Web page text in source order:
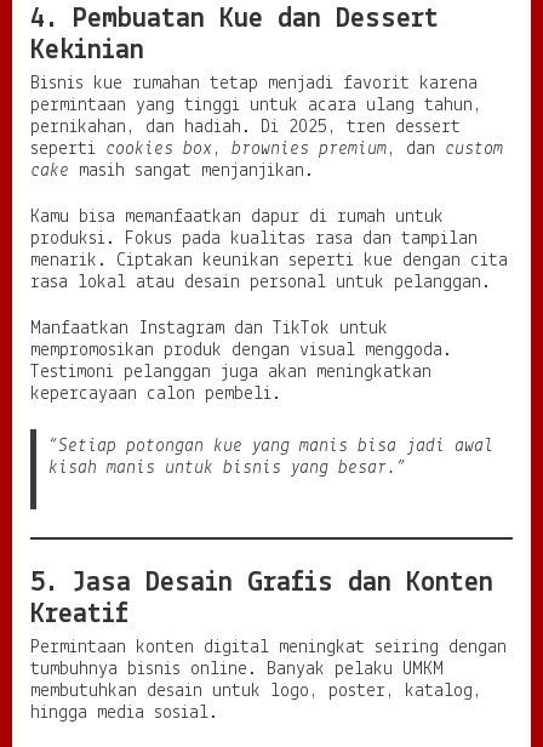
4. Pembuatan Kue dan Dessert
Kekinian
Bisnis kue rumahan tetap menjadi favorit karena
permintaan yang tinggi untuk acara ulang tahun,
pernikahan, dan hadiah. Di 2025, tren dessert
seperti cookies box , brownies premium, dan custom
cake masih sangat menjanjikan.
Kamu bisa memanfaatkan dapur di rumah untuk
produksi. Fokus pada kualitas rasa dan tampilan
menarik. Ciptakan keunikan seperti kue dengan cita
rasa lokal atau desain personal untuk pelanggan.
Manfaatkan Instagram dan TikTok untuk
mempromosikan produk dengan visual menggoda.
Testimoni pelanggan juga akan meningkatkan
kepercayaan calon pembeli.
“Setiap potongan kue yang manis bisa jadi awal
kisah manis untuk bisnis yang besar.”
5. Jasa Desain Grafis dan Konten
Kreatif
Permintaan konten digital meningkat seiring dengan
tumbuhnya bisnis online. Banyak pelaku UMKM
membutuhkan desain untuk logo, poster, katalog,
hingga media sosial.